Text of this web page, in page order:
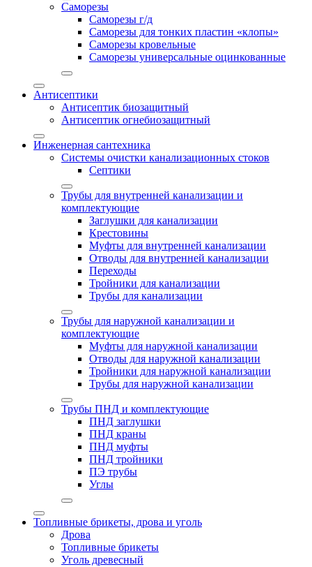
Саморезы
Саморезы г/д
Саморезы для тонких пластин «клопы»
Саморезы кровельные
Саморезы универсальные оцинкованные
Антисептики
Антисептик биозащитный
Антисептик огнебиозащитный
Инженерная сантехника
Системы очистки канализационных стоков
Септики
Трубы для внутренней канализации и
комплектующие
Заглушки для канализации
Крестовины
Муфты для внутренней канализации
Отводы для внутренней канализации
Переходы
Тройники для канализации
Трубы для канализации
Трубы для наружной канализации и
комплектующие
Муфты для наружной канализации
Отводы для наружной канализации
Тройники для наружной канализации
Трубы для наружной канализации
Трубы ПНД и комплектующие
ПНД заглушки
ПНД краны
ПНД муфты
ПНД тройники
ПЭ трубы
Углы
Топливные брикеты, дрова и уголь
Дрова
Топливные брикеты
Уголь древесный